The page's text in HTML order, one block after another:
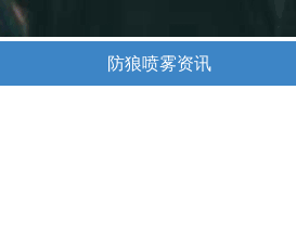
防狼喷雾资讯